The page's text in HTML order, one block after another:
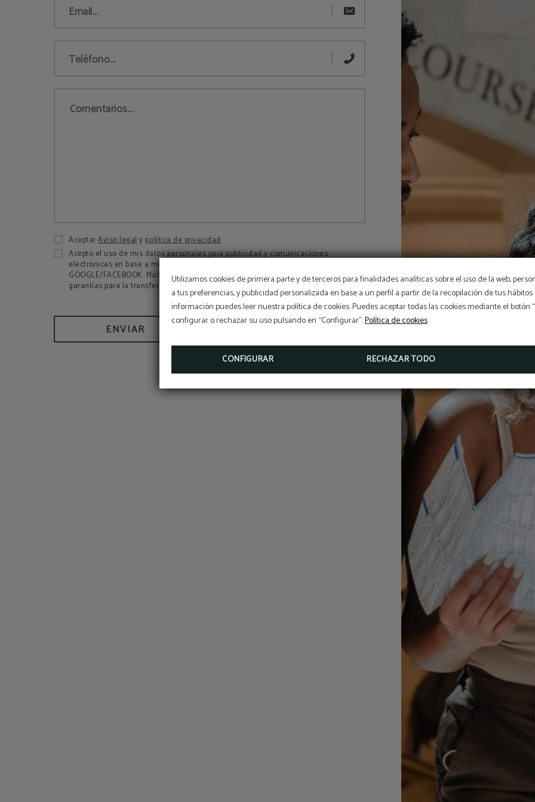
Utilizamos cookies de primera parte y de terceros para finalidades analíticas sobre el uso de la web,
a tus preferencias, y publicidad personalizada en base a un perfil a partir de la recopilación de tus
información puedes leer nuestra política de cookies. Puedes aceptar todas las cookies mediante el botón
configurar o rechazar su uso pulsando en “Configurar”.Política de cookies
CONFIGURAR RECHAZAR TODO
Email...
Teléfono...
Comentarios...
AceptarAviso legaly política de privacidad
Acepto el uso de mis datos personales para publicidad y comunicaciones
electrónicas en base a mi perfil por parte de Hotel Victoria 4 así como
GOOGLE/FACEBOOK. Más información, derechos de protección de datos y
garantías para la transferencia de datos, ver la política de privacidad.
ENVIAR
¡Suscríbete a nuestra
newsletter!